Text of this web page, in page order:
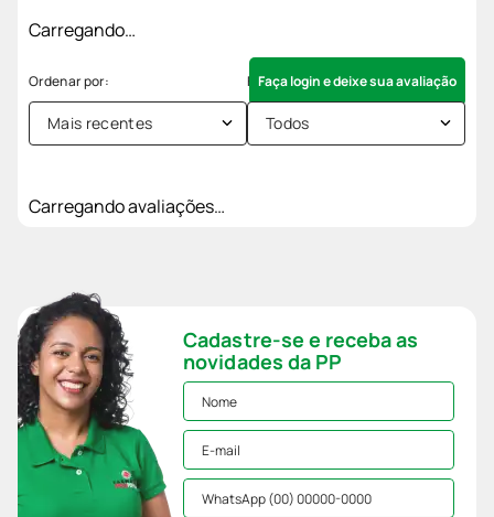
Carregando…
Faça login e deixe sua avaliação
Mais recentes Todos
Carregando avaliações…
Cadastre-se e receba as
novidades da PP